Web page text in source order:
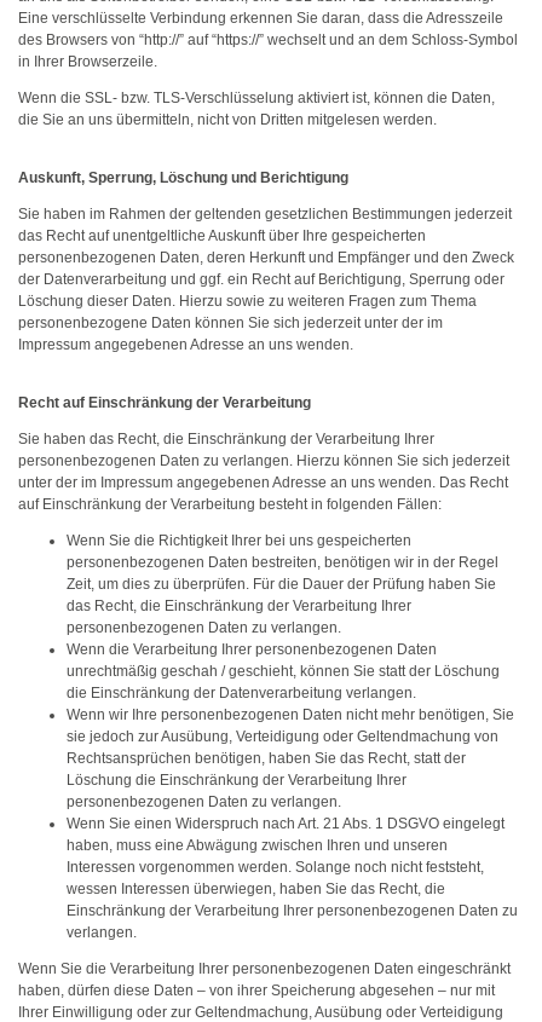
Eine verschlüsselte Verbindung erkennen Sie daran, dass die Adresszeile
des Browsers von “http://” auf “https://” wechselt und an dem Schloss-Symbol
in Ihrer Browserzeile.
Wenn die SSL- bzw. TLS-Verschlüsselung aktiviert ist, können die Daten,
die Sie an uns übermitteln, nicht von Dritten mitgelesen werden.
Auskunft, Sperrung, Löschung und Berichtigung
Sie haben im Rahmen der geltenden gesetzlichen Bestimmungen jederzeit
das Recht auf unentgeltliche Auskunft über Ihre gespeicherten
personenbezogenen Daten, deren Herkunft und Empfänger und den Zweck
der Datenverarbeitung und ggf. ein Recht auf Berichtigung, Sperrung oder
Löschung dieser Daten. Hierzu sowie zu weiteren Fragen zum Thema
personenbezogene Daten können Sie sich jederzeit unter der im
Impressum angegebenen Adresse an uns wenden.
Recht auf Einschränkung der Verarbeitung
Sie haben das Recht, die Einschränkung der Verarbeitung Ihrer
personenbezogenen Daten zu verlangen. Hierzu können Sie sich jederzeit
unter der im Impressum angegebenen Adresse an uns wenden. Das Recht
auf Einschränkung der Verarbeitung besteht in folgenden Fällen:
Wenn Sie die Richtigkeit Ihrer bei uns gespeicherten
personenbezogenen Daten bestreiten, benötigen wir in der Regel
Zeit, um dies zu überprüfen. Für die Dauer der Prüfung haben Sie
das Recht, die Einschränkung der Verarbeitung Ihrer
personenbezogenen Daten zu verlangen.
Wenn die Verarbeitung Ihrer personenbezogenen Daten
unrechtmäßig geschah / geschieht, können Sie statt der Löschung
die Einschränkung der Datenverarbeitung verlangen.
Wenn wir Ihre personenbezogenen Daten nicht mehr benötigen, Sie
sie jedoch zur Ausübung, Verteidigung oder Geltendmachung von
Rechtsansprüchen benötigen, haben Sie das Recht, statt der
Löschung die Einschränkung der Verarbeitung Ihrer
personenbezogenen Daten zu verlangen.
Wenn Sie einen Widerspruch nach Art. 21 Abs. 1 DSGVO eingelegt
haben, muss eine Abwägung zwischen Ihren und unseren
Interessen vorgenommen werden. Solange noch nicht feststeht,
wessen Interessen überwiegen, haben Sie das Recht, die
Einschränkung der Verarbeitung Ihrer personenbezogenen Daten zu
verlangen.
Wenn Sie die Verarbeitung Ihrer personenbezogenen Daten eingeschränkt
haben, dürfen diese Daten – von ihrer Speicherung abgesehen – nur mit
Ihrer Einwilligung oder zur Geltendmachung, Ausübung oder Verteidigung